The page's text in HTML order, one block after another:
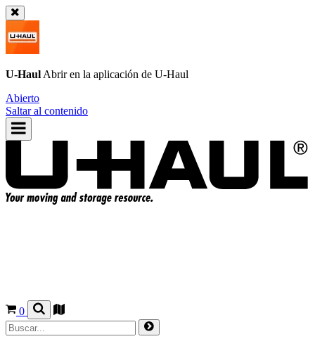
U-Haul Abrir en la aplicación de U-Haul
Abierto
Saltar al contenido
0